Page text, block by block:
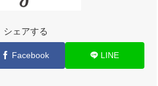
シェアする
Facebook LINE